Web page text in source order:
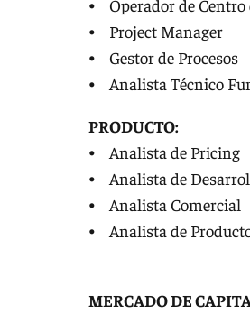
⦁ Operador de Centro
⦁ Project Manager
⦁ Gestor de Procesos
⦁ Analista Técnico
PRODUCTO:
⦁ Analista de Pricing
⦁ Analista de
⦁ Analista Comercial
⦁ Analista de
MERCADO DE